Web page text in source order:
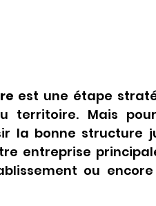
est une étape
territoire. Mais
la bonne structure
entreprise
ou